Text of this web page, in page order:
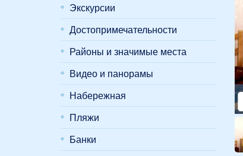
Экскурсии
Достопримечательности
Районы и значимые места
Видео и панорамы
Набережная
Пляжи
Банки